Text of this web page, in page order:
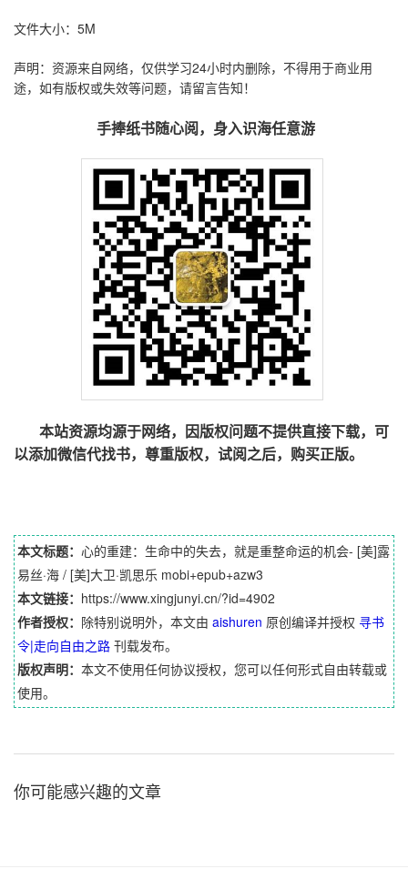
文件大小：5M
声明：资源来自网络，仅供学习24小时内删除，不得用于商业用
途，如有版权或失效等问题，请留言告知！
手捧纸书随心阅，身入识海任意游
本站资源均源于网络，因版权问题不提供直接下载，可
以添加微信代找书，尊重版权，试阅之后，购买正版。
本文标题： 心的重建：生命中的失去，就是重整命运的机会- [美]露
易丝·海 / [美]大卫·凯思乐 mobi+epub+azw3
本文链接： https://www.xingjunyi.cn/?id=4902
作者授权： 除特别说明外，本文由 aishuren 原创编译并授权 寻书
令|走向自由之路 刊载发布。
版权声明： 本文不使用任何协议授权，您可以任何形式自由转载或
使用。
你可能感兴趣的文章